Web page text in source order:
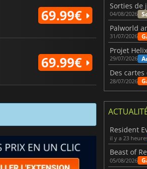
69.99€
69.99€
04/08/2026
Palworld
31/07/2026
Projet
29/07/2026
28/07/2026
il y a 23
05/08/2026